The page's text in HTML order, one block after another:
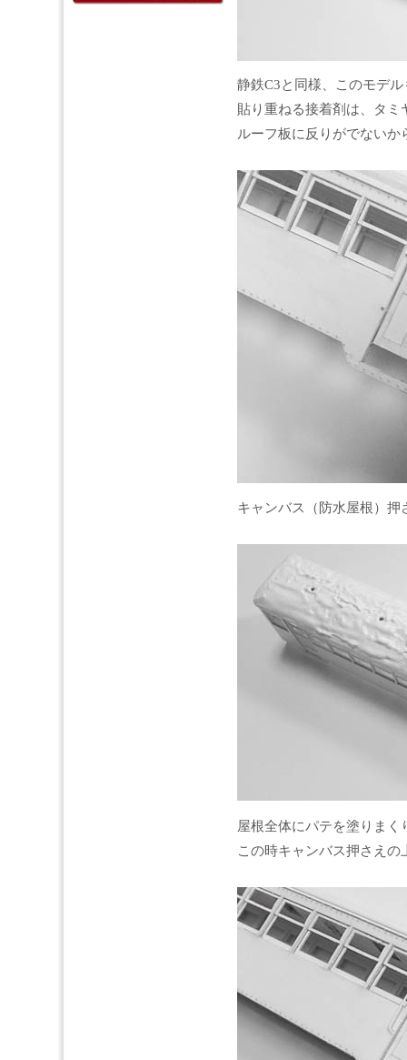
静鉄C3と同様、このモデ
貼り重ねる接着剤は、タ
ルーフ板に反りがでないか
キャンバス（防水屋根）押
屋根全体にパテを塗りまく
この時キャンバス押さえ